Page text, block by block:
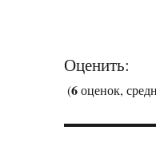
Оценить:
(6оценок,